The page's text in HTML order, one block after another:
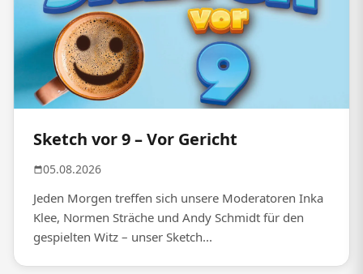
Sketch vor 9 – Vor Gericht
05.08.2026
Jeden Morgen treffen sich unsere Moderatoren Inka
Klee, Normen Sträche und Andy Schmidt für den
gespielten Witz – unser Sketch...